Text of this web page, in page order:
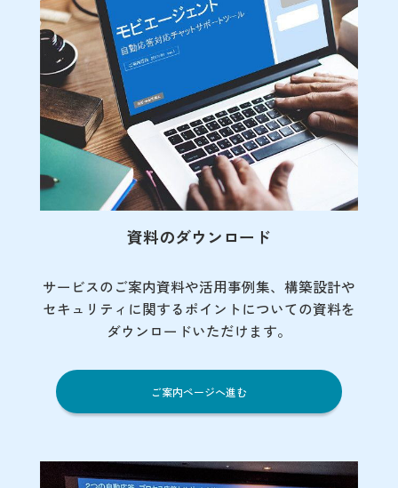
資料のダウンロード
サービスのご案内資料や活用事例集、 構築設計や
セキュリティに関するポイントについての資料を
ダウンロードいただけます。
ご案内ページへ進む